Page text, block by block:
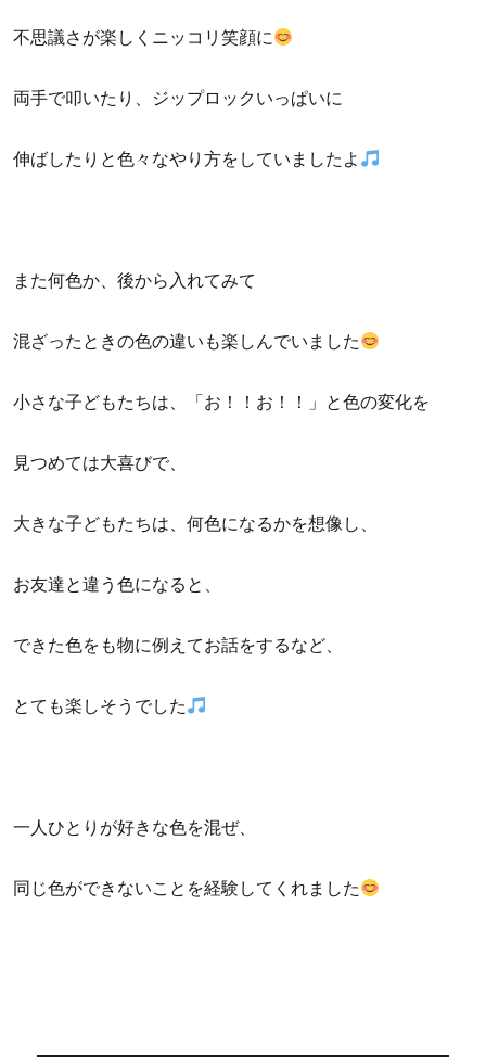
不思議さが楽しくニッコリ笑顔に
両手で叩いたり、ジップロックいっぱいに
伸ばしたりと色々なやり方をしていましたよ
また何色か、後から入れてみて
混ざったときの色の違いも楽しんでいました
小さな子どもたちは、「お！！お！！」と色の変化を
見つめては大喜びで、
大きな子どもたちは、何色になるかを想像し、
お友達と違う色になると、
できた色をも物に例えてお話をするなど、
とても楽しそうでした
一人ひとりが好きな色を混ぜ、
同じ色ができないことを経験してくれました